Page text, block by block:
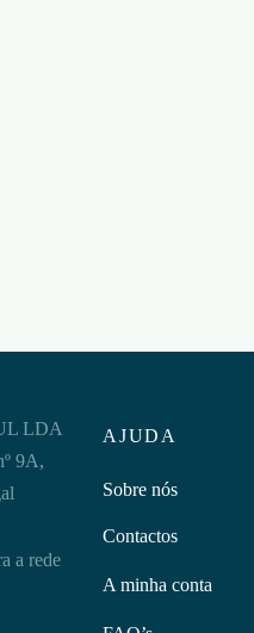
AJUDA
Sobre nós
Contactos
A minha conta
LDA
9A,
a rede